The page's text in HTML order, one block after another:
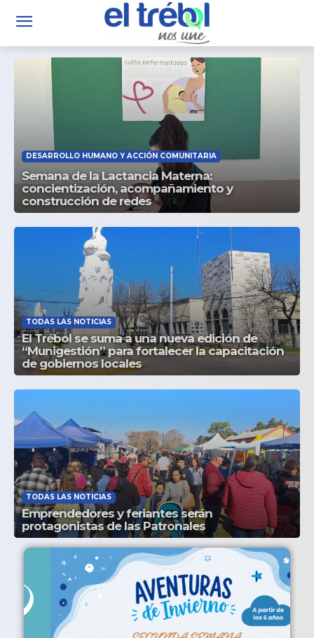
DESARROLLO HUMANO Y ACCIÓN COMUNITARIA
Semana de la Lactancia Materna:
concientización, acompañamiento y
construcción de redes
TODAS LAS NOTICIAS
El Trébol se suma a una nueva edición de
“Munigestión” para fortalecer la capacitación
de gobiernos locales
TODAS LAS NOTICIAS
Emprendedores y feriantes serán
protagonistas de las Patronales